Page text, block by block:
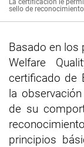
La certificación le
sello de
Basado en los
Welfare
certificado de
la
de su
principios